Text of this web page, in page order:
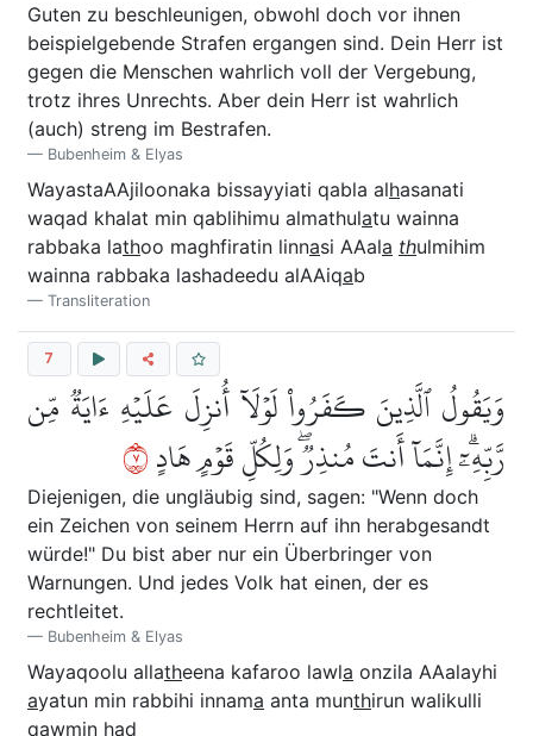
Guten zu beschleunigen, obwohl doch vor ihnen
beispielgebende Strafen ergangen sind. Dein Herr ist
gegen die Menschen wahrlich voll der Vergebung,
trotz ihres Unrechts. Aber dein Herr ist wahrlich
(auch) streng im Bestrafen.
Bubenheim & Elyas
WayastaAAjiloonaka bissayyiati qabla alhasanati
waqad khalat min qablihimu almathulatu wainna
rabbaka lathoo maghfiratin linnasi AAala thulmihim
wainna rabbaka lashadeedu alAAiqab
Transliteration
7
وَيَقُولُ ٱلَّذِينَ كَفَرُواْ لَوۡلَآ أُنزِلَ عَلَيۡهِ ءَايَةٞ مِّن
رَّبِّهِۦٓۗ إِنَّمَآ أَنتَ مُنذِرٞۖ وَلِكُلِّ قَوۡمٍ هَادٍ٧
Diejenigen, die ungläubig sind, sagen: "Wenn doch
ein Zeichen von seinem Herrn auf ihn herabgesandt
würde!" Du bist aber nur ein Überbringer von
Warnungen. Und jedes Volk hat einen, der es
rechtleitet.
Bubenheim & Elyas
Wayaqoolu allatheena kafaroo lawla onzila AAalayhi
ayatun min rabbihi innama anta munthirun walikulli
qawmin had